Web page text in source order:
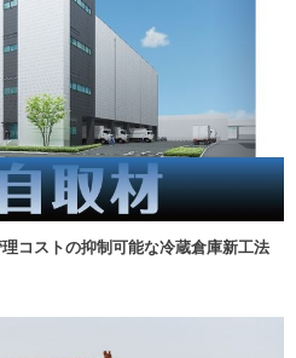
コストの抑制可能な冷蔵倉庫新工法